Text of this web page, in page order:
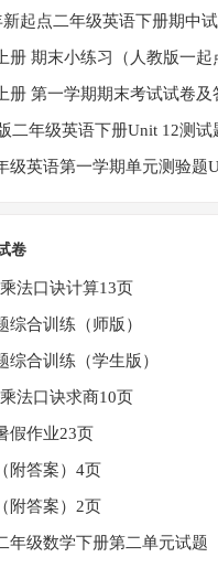
起点二年级英语下册期中试
册 期末小练习（人教版一起
册 第一学期期末考试试卷
二年级英语下册Unit 12测试
级英语第一学期单元测验题
卷
法口诀计算13页
综合训练（师版）
综合训练（学生版）
法口诀求商10页
假作业23页
附答案）4页
附答案）2页
年级数学下册第二单元试题